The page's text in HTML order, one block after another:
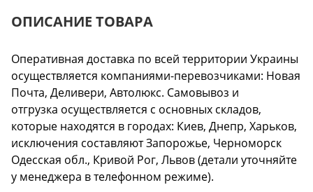
ОПИСАНИЕ ТОВАРА
Оперативная доставка по всей территории Украины
осуществляется компаниями-перевозчиками: Новая
Почта, Деливери, Автолюкс. Самовывоз и
отгрузка осуществляется с основных складов,
которые находятся в городах: Киев, Днепр, Харьков,
исключения составляют Запорожье, Черноморск
Одесская обл., Кривой Рог, Львов (детали уточняйте
у менеджера в телефонном режиме).